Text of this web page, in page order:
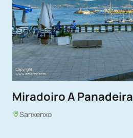
Miradoiro A Panadeira
Sanxenxo